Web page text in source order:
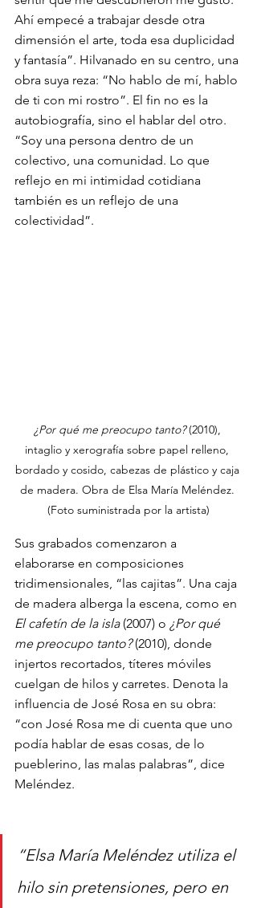
Ahí empecé a trabajar desde otra
dimensión el arte, toda esa duplicidad
y fantasía”. Hilvanado en su centro, una
obra suya reza: “No hablo de mí, hablo
de ti con mi rostro”. El fin no es la
autobiografía, sino el hablar del otro.
“Soy una persona dentro de un
colectivo, una comunidad. Lo que
reflejo en mi intimidad cotidiana
también es un reflejo de una
colectividad”.
¿Por qué me preocupo tanto? (2010),
intaglio y xerografía sobre papel relleno,
bordado y cosido, cabezas de plástico y caja
de madera. Obra de Elsa María Meléndez.
(Foto suministrada por la artista)
Sus grabados comenzaron a
elaborarse en composiciones
tridimensionales, “las cajitas”. Una caja
de madera alberga la escena, como en
El cafetín de la isla (2007) o ¿Por qué
me preocupo tanto? (2010), donde
injertos recortados, títeres móviles
cuelgan de hilos y carretes. Denota la
influencia de José Rosa en su obra:
“con José Rosa me di cuenta que uno
podía hablar de esas cosas, de lo
pueblerino, las malas palabras”, dice
Meléndez.
“Elsa María Meléndez utiliza el
hilo sin pretensiones, pero en